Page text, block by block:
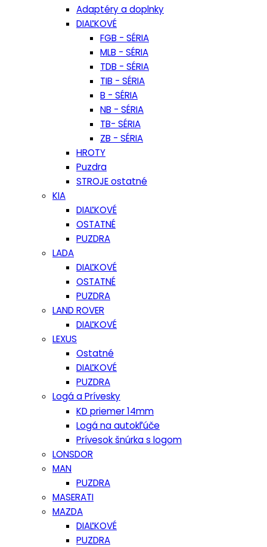
Adaptéry a doplnky
DIAĽKOVÉ
FGB - SÉRIA
MLB - SÉRIA
TDB - SÉRIA
TIB - SÉRIA
B - SÉRIA
NB - SÉRIA
TB- SÉRIA
ZB - SÉRIA
HROTY
Puzdra
STROJE ostatné
KIA
DIAĽKOVÉ
OSTATNÉ
PUZDRA
LADA
DIAĽKOVÉ
OSTATNÉ
PUZDRA
LAND ROVER
DIAĽKOVÉ
LEXUS
Ostatné
DIAĽKOVÉ
PUZDRA
Logá a Prívesky
KD priemer 14mm
Logá na autokľúče
Prívesok šnúrka s logom
LONSDOR
MAN
PUZDRA
MASERATI
MAZDA
DIAĽKOVÉ
PUZDRA